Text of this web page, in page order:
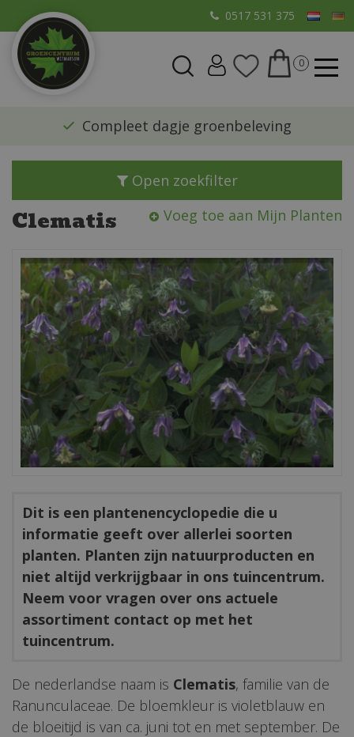
a
0517 531 375
​Compleet dagje groenbeleving
Open zoekfilter
Clematis Voeg toe aan Mijn Planten
Dit is een plantenencyclopedie die u
informatie geeft over allerlei soorten
planten. Planten zijn natuurproducten en
niet altijd verkrijgbaar in ons tuincentrum.
Neem voor vragen over ons actuele
assortiment contact op met het
tuincentrum.
De nederlandse naam is Clematis, familie van de
Ranunculaceae. De bloemkleur is violetblauw en
de bloeitijd is van ca. juni tot en met september. De